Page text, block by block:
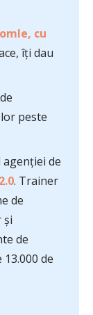
cu
îți dau
peste
agenției de
. Trainer
de
și
de
de